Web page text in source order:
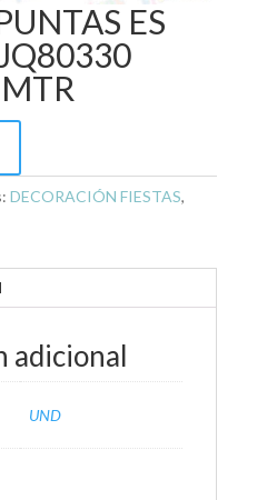
ES
DECORACIÓN FIESTAS,
adicional
UND